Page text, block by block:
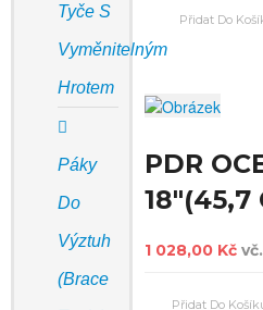
Tyče S
Vyměnitelným
Hrotem
Páky
Do
Výztuh
(Brace
PDR
18"(45,7
1 028,00 Kč